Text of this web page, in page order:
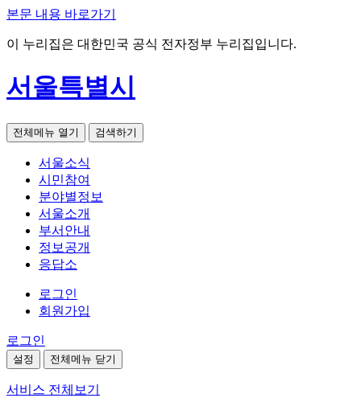
본문 내용 바로가기
이 누리집은 대한민국 공식 전자정부 누리집입니다.
서울특별시
전체메뉴 열기 검색하기
서울소식
시민참여
분야별정보
서울소개
부서안내
정보공개
응답소
로그인
회원가입
로그인
설정 전체메뉴 닫기
서비스 전체보기